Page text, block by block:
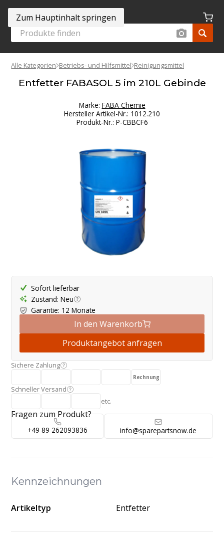
Zum Hauptinhalt springen
Alle Kategorien Betriebs- und Hilfsmittel Reinigungsmittel
Entfetter FABASOL 5 im 210L Gebinde
Marke: FABA Chemie
Hersteller Artikel-Nr.: 1012.210
Produkt-Nr.: P-CBBCF6
Produktangebot
Sofort lieferbar
Zustand: Neu
Garantie: 12 Monate
In den Warenkorb
Produktangebot anfragen
Sichere Zahlung
Rechnung
Schneller Versand
etc.
Fragen zum Produkt?
+49 89 262093836 info@sparepartsnow.de
Kennzeichnungen
Artikeltyp Entfetter